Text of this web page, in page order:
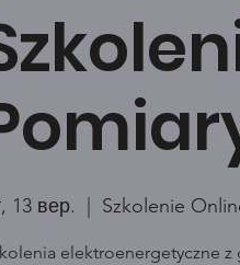
13 вер.
  |
Szkolenie
elektroenergetyczne z